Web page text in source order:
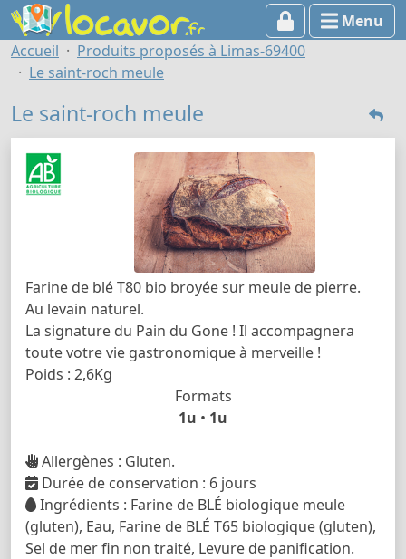
Menu
Accueil
Produits proposés à Limas-69400
Le saint-roch meule
Le saint-roch meule
Farine de blé T80 bio broyée sur meule de pierre.
Au levain naturel.
La signature du Pain du Gone ! Il accompagnera
toute votre vie gastronomique à merveille !
Poids : 2,6Kg
Formats
1u • 1u
Allergènes : Gluten.
Durée de conservation : 6 jours
Ingrédients : Farine de BLÉ biologique meule
(gluten), Eau, Farine de BLÉ T65 biologique (gluten),
Sel de mer fin non traité, Levure de panification.